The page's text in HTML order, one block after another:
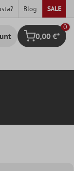
Blog SALE
Carrello degli
0
0,00 €*